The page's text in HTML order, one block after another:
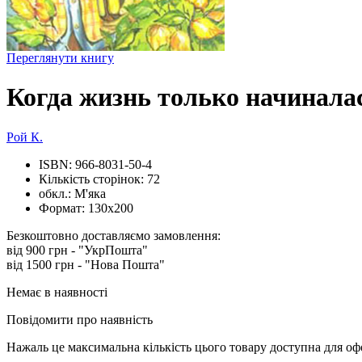
Переглянути книгу
Когда жизнь только
Рой К.
ISBN: 966-8031-50-4
Кількість сторінок: 72
обкл.: М'яка
Формат: 130х200
Безкоштовно доставляємо замовлення:
від 900 грн - "УкрПошта"
від 1500 грн - "Нова Пошта"
Немає в наявності
Повідомити про наявність
Нажаль це максимальна кількість цього товару доступна для